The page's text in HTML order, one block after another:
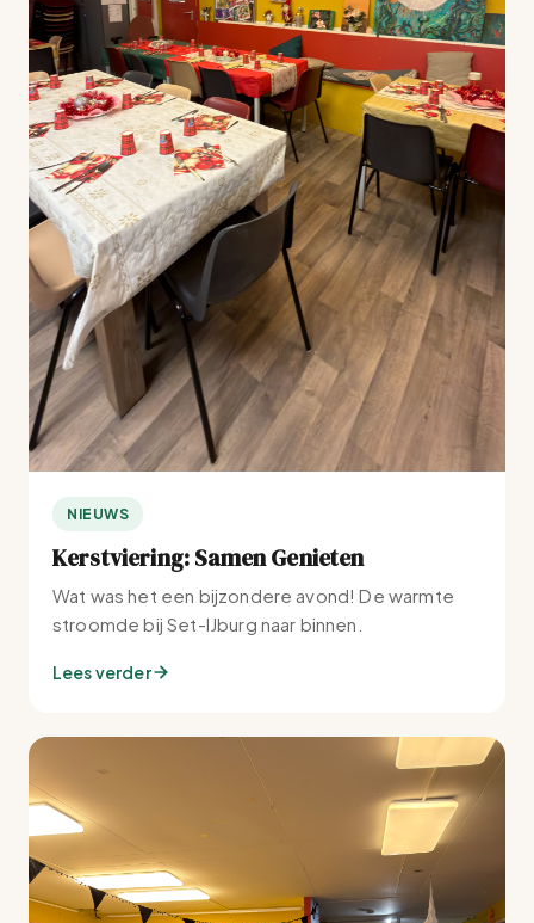
NIEUWS
Kerstviering: Samen Genieten
Wat was het een bijzondere avond! De warmte
stroomde bij Set-IJburg naar binnen.
Lees verder